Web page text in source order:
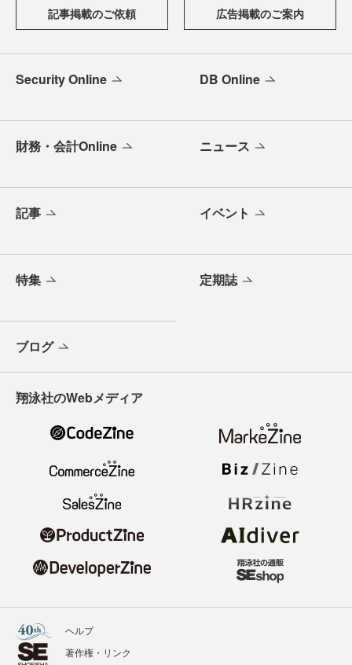
記事掲載のご依頼 広告掲載のご案内
Security Online DB Online
財務・会計Online ニュース
記事 イベント
特集 定期誌
ブログ
翔泳社のWebメディア
ヘルプ
著作権・リンク